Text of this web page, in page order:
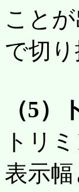
こと
で切り
（5
トリ
表示